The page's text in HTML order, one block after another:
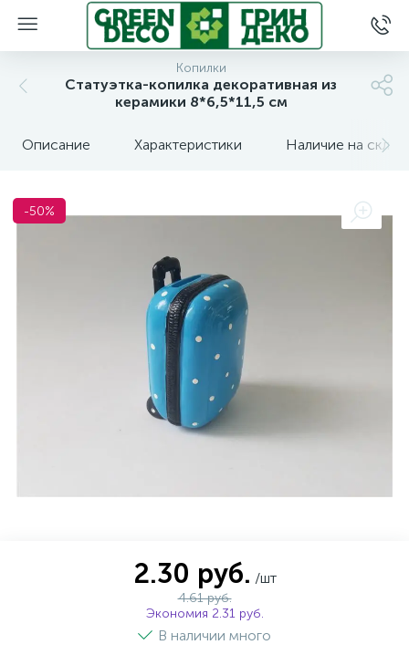
Копилки
Статуэтка-копилка декоративная из
керамики 8*6,5*11,5 см
Описание Характеристики Наличие на
-50%
2.30 руб. /шт
4.61 руб.
Экономия 2.31 руб.
В наличии много